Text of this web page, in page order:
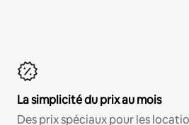
La simplicité du prix au mois
Des prix spéciaux pour les